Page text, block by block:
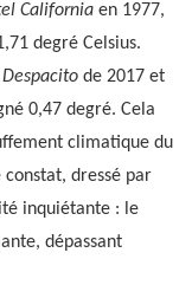
California en 1977,
degré Celsius.
Despacito de 2017 et
0,47 degré. Cela
climatique du
constat, dressé par
inquiétante : le
dépassant